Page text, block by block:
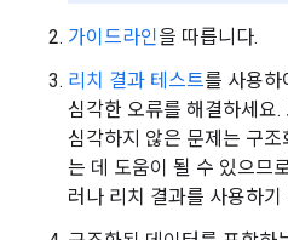
가이드라인을 따릅니다.
리치 결과 테스트를 사용하
심각한 오류를 해결하세요
심각하지 않은 문제는 구
는 데 도움이 될 수 있으므
러나 리치 결과를 사용하